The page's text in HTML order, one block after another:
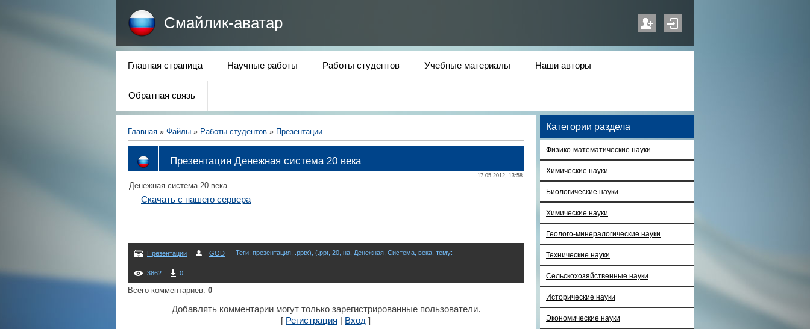
Смайлик-аватар
Главная страница Научные работы Работы студентов Учебные материалы Наши авторы
Обратная связь
Главная » Файлы » Работы студентов » Презентации
Презентация Денежная система 20 века
17.05.2012, 13:58
Денежная система 20 века
Скачать с нашего сервера
Презентации GOD Теги: презентация .pptx) (.ppt 20 на Денежная Система века тему:
3862 0
Всего комментариев: 0
Добавлять комментарии могут только зарегистрированные пользователи.
[ Регистрация Вход ]
Категории раздела
Физико-математические науки
Химические науки
Биологические науки
Химические науки
Геолого-минералогические науки
Технические науки
Сельскохозяйственные науки
Исторические науки
Экономические науки